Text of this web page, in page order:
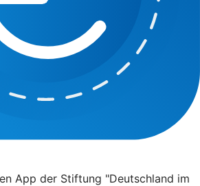
App der Stiftung "Deutschland im